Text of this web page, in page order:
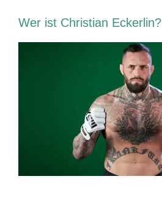
Wer ist Christian Eckerlin?